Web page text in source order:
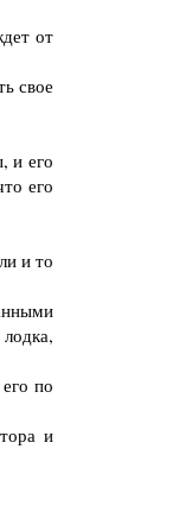
от
свое
и его
его
и то
по
и